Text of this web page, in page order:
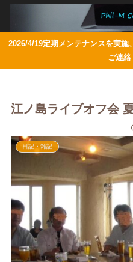
2026/4/19定期メンテナンスを実
ご連
江ノ島ライブオフ会
日記・雑記